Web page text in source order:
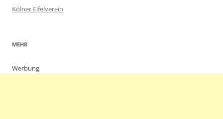
Kölner Eifelverein
MEHR
Werbung